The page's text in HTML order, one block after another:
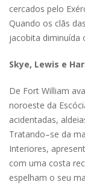
cercados pelo
Quando os clãs
jacobita diminuída
Skye, Lewis e
De Fort William
noroeste da
acidentadas,
Tratando–se da
Interiores,
com uma costa
espelham o seu